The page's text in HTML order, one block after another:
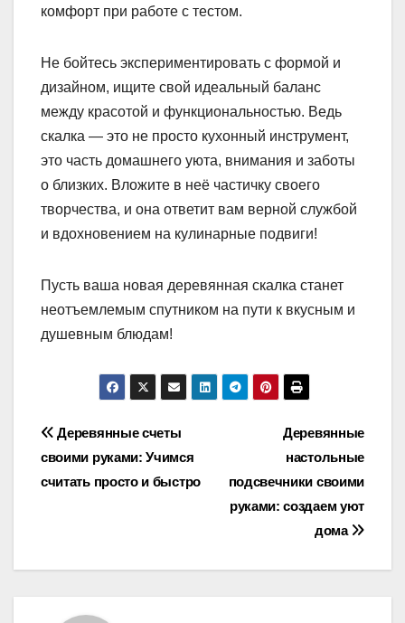
комфорт при работе с тестом.
Не бойтесь экспериментировать с формой и
дизайном, ищите свой идеальный баланс
между красотой и функциональностью. Ведь
скалка — это не просто кухонный инструмент,
это часть домашнего уюта, внимания и заботы
о близких. Вложите в неё частичку своего
творчества, и она ответит вам верной службой
и вдохновением на кулинарные подвиги!
Пусть ваша новая деревянная скалка станет
неотъемлемым спутником на пути к вкусным и
душевным блюдам!
Навигация
по
Деревянные
настольные
подсвечники своими
руками: создаем уют
дома
Деревянные счеты
своими руками: Учимся
считать просто и быстро